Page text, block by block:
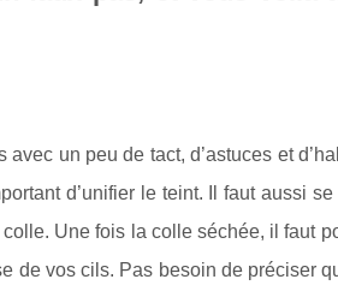
un peu de tact, d’astuces et
d’unifier le teint. Il faut aussi se
Une fois la colle séchée, il faut
de vos cils. Pas besoin de préciser